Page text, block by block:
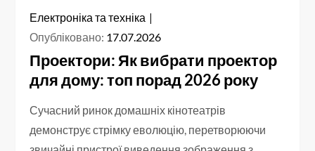
Електроніка та техніка
Опубліковано: 17.07.2026
Проектори: Як вибрати проектор
для дому: топ порад 2026 року
Сучасний ринок домашніх кінотеатрів
демонструє стрімку еволюцію, перетворюючи